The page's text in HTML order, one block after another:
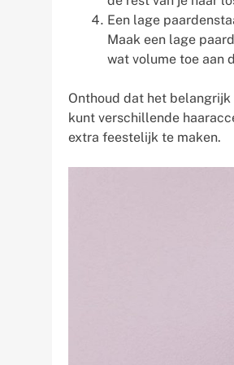
Een lage
Maak een lage
wat volume toe aan
Onthoud dat het
kunt verschillende
extra feestelijk te maken.